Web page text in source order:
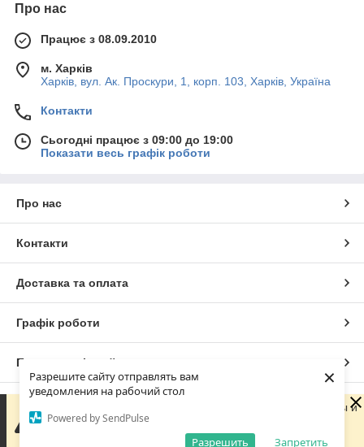
Разрешите сайту отправлять вам
уведомления на рабочий стол
Powered by SendPulse
Запретить
Разрешить
×
Про нас
Працює з 08.09.2010
м. Харків
Харків, вул. Ак. Проскури, 1, корп. 103, Харків, Україна
Контакти
Сьогодні працює з 09:00 до 19:00
Показати весь графік роботи
Про нас
Контакти
Доставка та оплата
Графік роботи
Повна версія сайту
Сейчас компания не может быстро обрабатывать заказы и
сообщения, поскольку по ее графику работы сегодня
выходной. Ваша заявка будет обработана в ближайший